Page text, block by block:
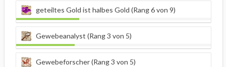
geteiltes Gold ist halbes Gold (Rang 6 von 9)
Gewebeanalyst (Rang 3 von 5)
Gewebeforscher (Rang 3 von 5)